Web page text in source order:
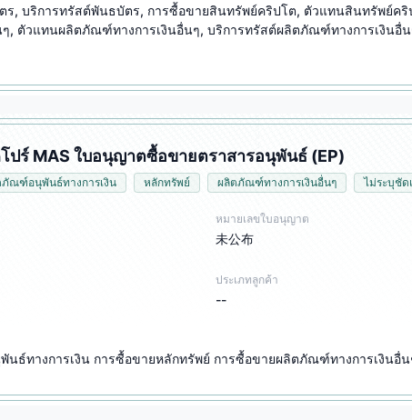
, บริการทรัสต์พันธบัตร, การซื้อขายสินทรัพย์คริปโต, ตัวแทนสินทรัพย์คริ
, ตัวแทนผลิตภัณฑ์ทางการเงินอื่นๆ, บริการทรัสต์ผลิตภัณฑ์ทางการเงินอื่
ปร์ MAS ใบอนุญาตซื้อขายตราสารอนุพันธ์ (EP)
ณฑ์อนุพันธ์ทางการเงิน หลักทรัพย์ ผลิตภัณฑ์ทางการเงินอื่นๆ ไม่ระบุชัด
หมายเลขใบอนุญาต
未公布
ประเภทลูกค้า
--
ธ์ทางการเงิน การซื้อขายหลักทรัพย์ การซื้อขายผลิตภัณฑ์ทางการเงินอื่น